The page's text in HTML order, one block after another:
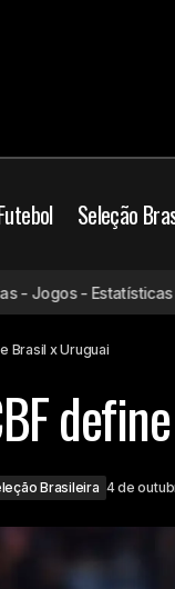
Seleção
São Paulo
Jogos - Estatísticas
Brasil x Uruguai
Brasileira 4 de